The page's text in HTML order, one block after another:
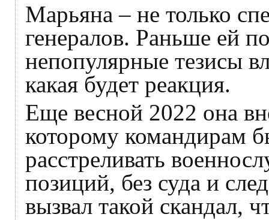
Марьяна – не только
генералов. Раньше ей
непопулярные тезисы
какая будет реакция.
Еще весной 2022 она
которому командирам
расстреливать
позиций, без суда и
вызвал такой скандал,